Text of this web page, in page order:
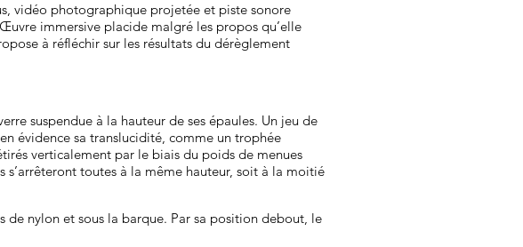
vidéo photographique projetée et piste sonore
immersive placide malgré les propos qu’elle
à réfléchir sur les résultats du dérèglement
suspendue à la hauteur de ses épaules. Un jeu de
évidence sa translucidité, comme un trophée
verticalement par le biais du poids de menues
s’arrêteront toutes à la même hauteur, soit à la moitié
de nylon et sous la barque. Par sa position debout, le